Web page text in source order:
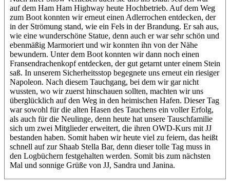
auf dem Ham Ham Highway heute Hochbetrieb. Auf dem Weg
zum Boot konnten wir erneut einen Adlerrochen entdecken, der
in der Strömung stand, wie ein Fels in der Brandung. Er sah aus,
wie eine wunderschöne Statue, denn auch er war sehr schön und
ebenmäßig Marmoriert und wir konnten ihn von der Nähe
bewundern. Unter dem Boot konnten wir dann noch einen
Fransendrachenkopf entdecken, der gut getarnt unter einem Stein
saß. In unserem Sicherheitsstop begegnete uns erneut ein riesiger
Napoleon. Nach diesem Tauchgang, bei dem wir gar nicht
wussten, wo wir zuerst hinschauen sollten, machten wir uns
überglücklich auf den Weg in den heimischen Hafen. Dieser Tag
war sowohl für die alten Hasen des Tauchens ein voller Erfolg,
als auch für die Neulinge, denn heute hat unsere Tauschfamilie
sich um zwei Mitglieder erweitert, die ihren OWD-Kurs mit JJ
bestanden haben. Somit haben wir heute viel zu feiern, das heißt
schnell auf zur Shaab Stella Bar, denn dieser tolle Tag muss in
den Logbüchern festgehalten werden. Somit bis zum nächsten
Mal und sonnige Grüße von JJ, Sandra und Janina.